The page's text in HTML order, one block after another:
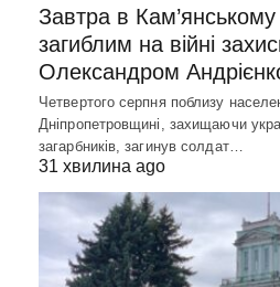
Завтра в
загиблим на війні
Олександром
Четвертого серпня поблизу
Дніпропетровщині, захищаючи
загарбників, загинув солдат…
31 хвилина ago